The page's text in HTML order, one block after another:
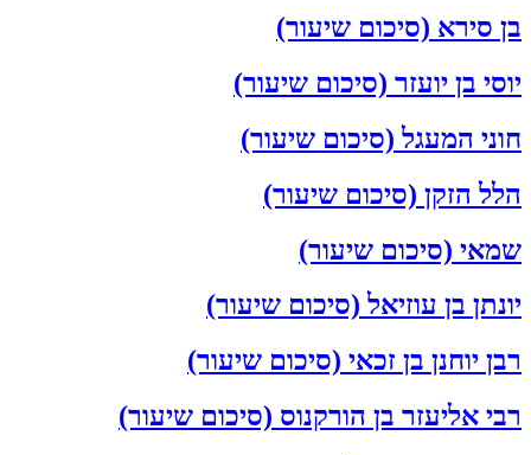
בן סירא (סיכום שיעור)
יוסי בן יועזר (סיכום שיעור)
חוני המעגל (סיכום שיעור)
הלל הזקן (סיכום שיעור)
שמאי (סיכום שיעור)
יונתן בן עוזיאל (סיכום שיעור)
רבן יוחנן בן זכאי (סיכום שיעור)
רבי אליעזר בן הורקנוס (סיכום שיעור)